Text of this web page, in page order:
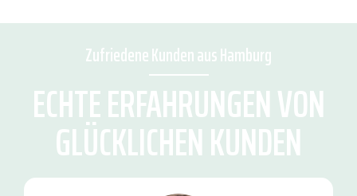
Zufriedene Kunden aus Hamburg
ECHTE ERFAHRUNGEN VON
GLÜCKLICHEN KUNDEN